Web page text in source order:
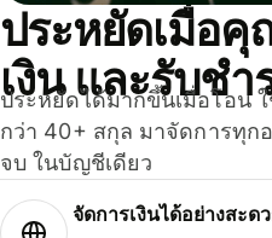
ประหยัดเมื่อ
เงิน และรับชำ
ประหยัดได้มากขึ้นเมื่อโอน
กว่า 40+ สกุล มาจัดการทุก
จบ ในบัญชีเดียว
จัดการเงินได้อย่างสะด